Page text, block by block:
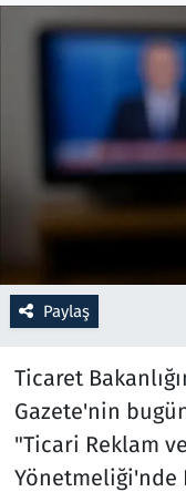
Paylaş
Ticaret
Gazete'nin
"Ticari Reklam
Yönetmeliği'nde
Oyun
Resmi İlanlar
Rüya Tabirleri
Sağlık
Savunma
Spor
Teknoloji ve